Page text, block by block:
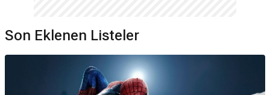
Son Eklenen Listeler